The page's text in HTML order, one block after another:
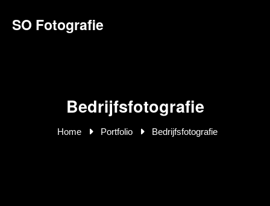
SO Fotografie
Bedrijfsfotografie
Home Portfolio Bedrijfsfotografie